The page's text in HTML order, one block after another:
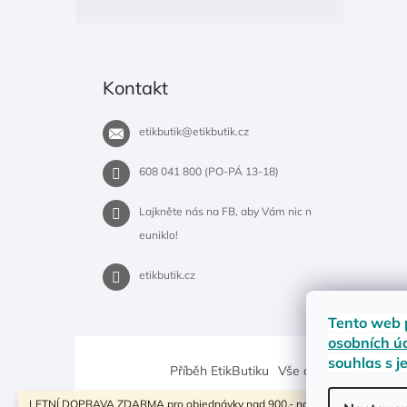
Tento web
osobních
souhlas s
LETNÍ DOPRAVA ZDARMA pro objednávky nad 900,- na pobočky Zásilkovny.
Kontakt
etikbutik@etikbutik.cz
608 041 800 (PO-PÁ 13-18)
Lajkněte nás na FB, aby Vám nic n
euniklo!
etikbutik.cz
Příběh EtikButiku Vše o nákupu